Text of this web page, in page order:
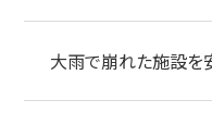
大雨で崩れた施設を